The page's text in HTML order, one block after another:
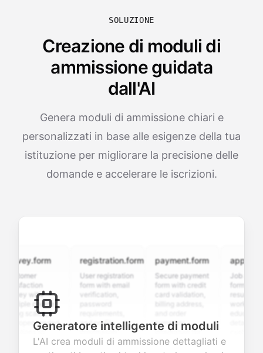
SOLUZIONE
Creazione di moduli di
ammissione guidata
dall'AI
Genera moduli di ammissione chiari e
personalizzati in base alle esigenze della tua
istituzione per migliorare la precisione delle
domande e accelerare le iscrizioni.
with
choice,
open-ended
valuable
registration.form
User registration
form with email
verification,
and profile
information
fields for
seamless
payment.form
Secure payment
form with credit
card validation,
summary
integration for
smooth e-
commerce
Job
form with
resume
details, and
custom
screening
questions for
Generatore intelligente di moduli
L'AI crea moduli di ammissione dettagliati e